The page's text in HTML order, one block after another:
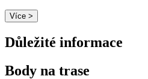
Více >
Důležité informace
Body na trase